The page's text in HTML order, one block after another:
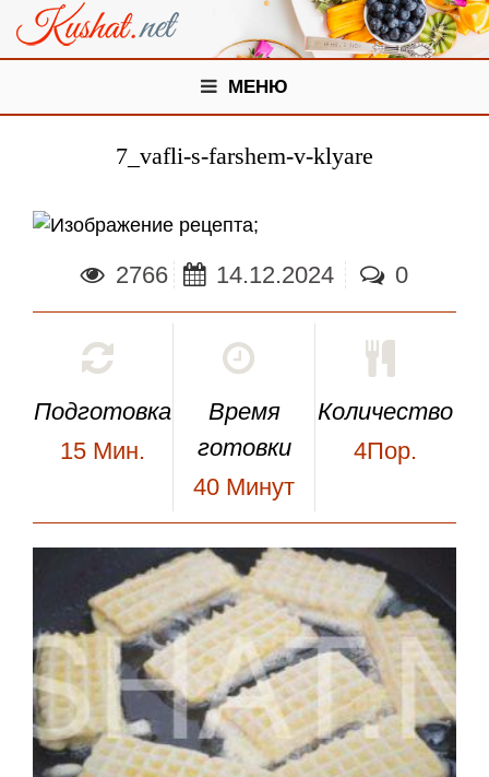
МЕНЮ
7_vafli-s-farshem-v-klyare
;
2766 14.12.2024 0
Подготовка
15 Мин.
Время
готовки
40 Минут
Количество
4Пор.